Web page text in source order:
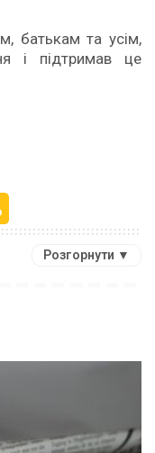
батькам та усім,
і підтримав це
Розгорнути ▼